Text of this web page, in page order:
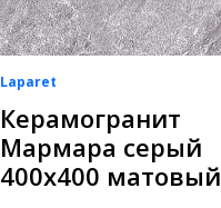
Laparet
Керамогранит
Мармара серый
400х400 матовый